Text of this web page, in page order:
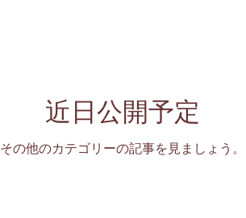
近日公開予定
その他のカテゴリーの記事を見ましょう。